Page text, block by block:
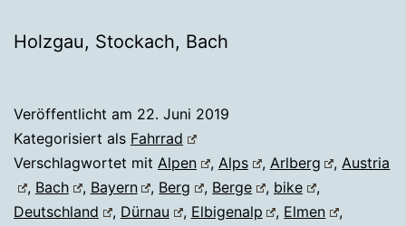
Holzgau, Stockach, Bach
Veröffentlicht am 22. Juni 2019
Kategorisiert als Fahrrad
Verschlagwortet mit Alpen , Alps , Arlberg ,Austria
, Bach , Bayern , Berg , Berge , bike
,
Deutschland
, Dürnau , Elbigenalp , Elmen
,